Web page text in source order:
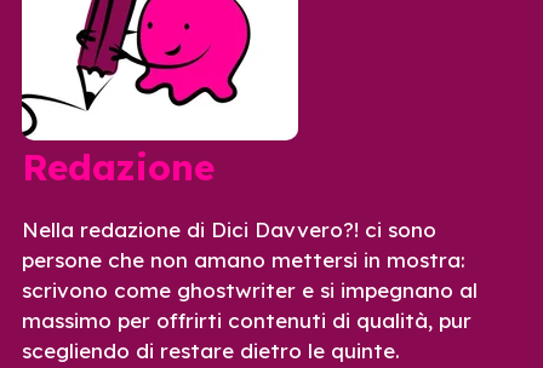
Redazione
Nella redazione di Dici Davvero?! ci sono
persone che non amano mettersi in mostra:
scrivono come ghostwriter e si impegnano al
massimo per offrirti contenuti di qualità, pur
scegliendo di restare dietro le quinte.